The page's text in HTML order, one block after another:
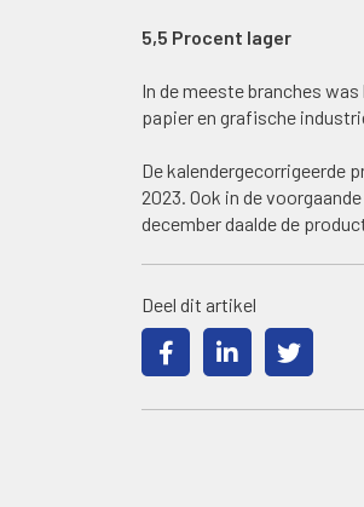
5,5 Procent lager
In de meeste branches
papier en grafische
De kalendergecorrigeerde
2023. Ook in de
december daalde de
Deel dit artikel